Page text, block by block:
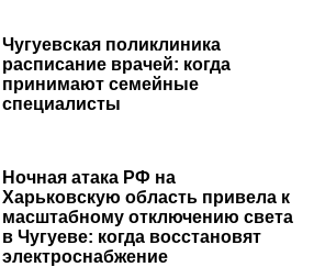
Чугуевская поликлиника
расписание врачей: когда
принимают семейные
специалисты
Ночная атака РФ на
Харьковскую область привела к
масштабному отключению света
в Чугуеве: когда восстановят
электроснабжение